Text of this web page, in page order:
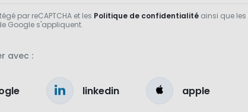
par reCAPTCHA et les Politique de confidentialitéainsi que les
Google s'appliquent.
avec :
linkedin apple